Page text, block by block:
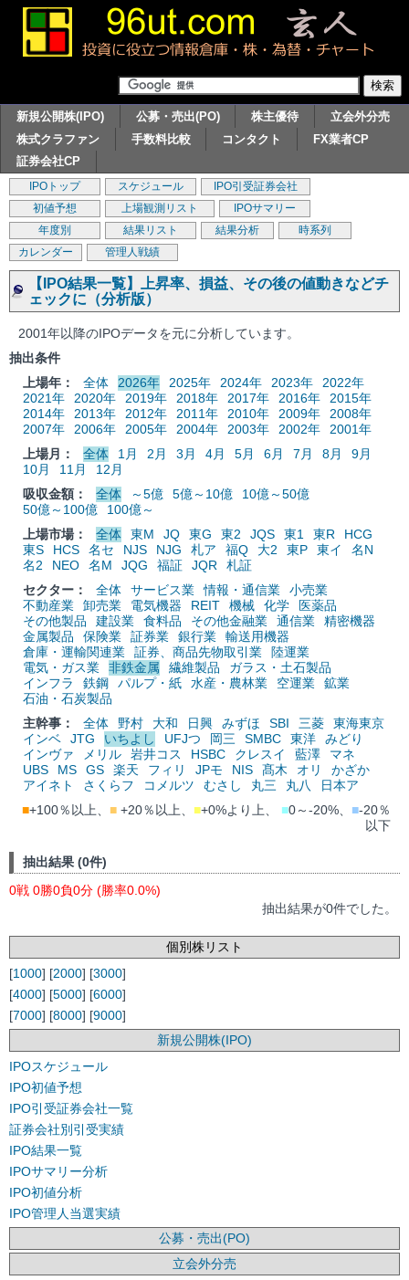
新規公開株(IPO) 公募・売出(PO) 株主優待
立会外分売
株式クラファン
手数料比較 コンタクト
FX業者CP
証券会社CP
IPOトップ スケジュール
IPO引受証券会社
初値予想
上場観測リスト
IPOサマリー
年度別
結果リスト 結果分析
時系列
カレンダー
管理人戦績
【IPO結果一覧】上昇率、損益、その後の値動きなどチ
ェックに（分析版）
2001年以降のIPOデータを元に分析しています。
抽出条件
上場年：
全体 2026年 2025年 2024年 2023年
2022年
2021年
2020年 2019年 2018年 2017年 2016年
2015年
2014年
2013年 2012年 2011年 2010年 2009年
2008年
2007年
2006年 2005年 2004年 2003年 2002年
2001年
上場月：
全体 1月 2月 3月 4月 5月 6月 7月 8月
9月
10月
11月
12月
吸収金額：
全体 ～5億 5億～10億
10億～50億
50億～100億
100億～
上場市場：
全体 東M JQ 東G 東2 JQS 東1 東R
HCG
東S
HCS 名セ NJS NJG 札ア 福Q 大2 東P 東イ
名N
名2
NEO 名M JQG 福証 JQR
札証
セクター：
全体 サービス業 情報・通信業
小売業
不動産業
卸売業 電気機器 REIT 機械 化学
医薬品
その他製品
建設業 食料品 その他金融業 通信業
精密機器
金属製品
保険業 証券業 銀行業
輸送用機器
倉庫・運輸関連業
証券、商品先物取引業
陸運業
電気・ガス業
非鉄金属 繊維製品
ガラス・土石製品
インフラ
鉄鋼 パルプ・紙 水産・農林業 空運業
鉱業
石油・石炭製品
主幹事：
全体 野村 大和 日興 みずほ SBI 三菱
東海東京
インベ
JTG いちよし UFJつ 岡三 SMBC 東洋
みどり
インヴァ
メリル 岩井コス HSBC クレスイ 藍澤
マネ
UBS
MS GS 楽天 フィリ JPモ NIS 髙木 オリ
かざか
アイネト
さくらフ コメルツ むさし 丸三 丸八
日本ア
■+100％以上、 ■ +20％以上、 ■+0%より上、 ■0～-20%、 ■-20％
以下
抽出結果 (0件)
0戦 0勝0負0分 (勝率0.0%)
抽出結果が0件でした。
個別株リスト
[1000] [2000] [3000]
[4000] [5000] [6000]
[7000] [8000] [9000]
新規公開株(IPO)
IPOスケジュール
IPO初値予想
IPO引受証券会社一覧
証券会社別引受実績
IPO結果一覧
IPOサマリー分析
IPO初値分析
IPO管理人当選実績
公募・売出(PO)
立会外分売